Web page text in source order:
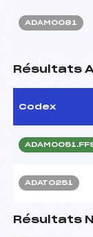
ADAM0081
Résultats
Codex
ADAT0251
Résultats